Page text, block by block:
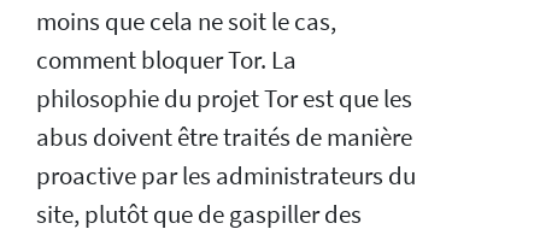
moins que cela ne soit le cas,
comment bloquer Tor. La
philosophie du projet Tor est que les
abus doivent être traités de manière
proactive par les administrateurs du
site, plutôt que de gaspiller des